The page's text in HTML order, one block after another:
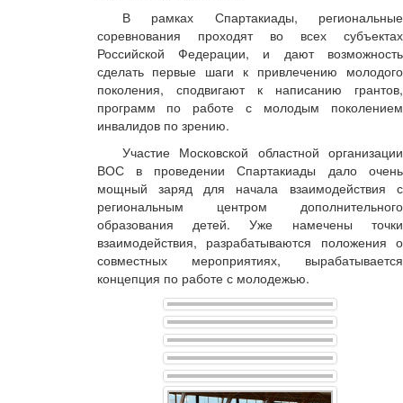
В рамках Спартакиады, региональные
соревнования проходят во всех субъектах
Российской Федерации, и дают возможность
сделать первые шаги к привлечению молодого
поколения, сподвигают к написанию грантов,
программ по работе с молодым поколением
инвалидов по зрению.
Участие Московской областной организации
ВОС в проведении Спартакиады дало очень
мощный заряд для начала взаимодействия с
региональным центром дополнительного
образования детей. Уже намечены точки
взаимодействия, разрабатываются положения о
совместных мероприятиях, вырабатывается
концепция по работе с молодежью.